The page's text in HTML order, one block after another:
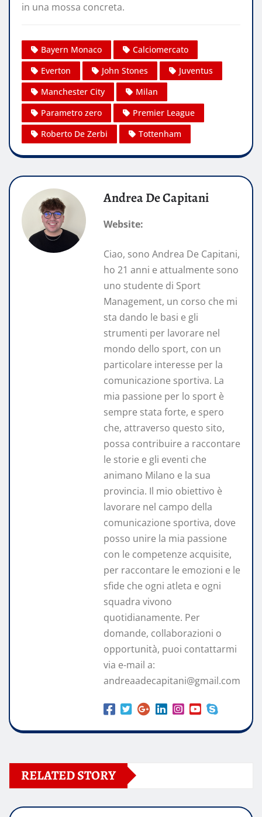
in una mossa concreta.
Bayern Monaco
Calciomercato
Everton
John Stones
Juventus
Manchester City
Milan
Parametro zero
Premier League
Roberto De Zerbi
Tottenham
Andrea De Capitani
Website:
Ciao, sono Andrea De Capitani,
ho 21 anni e attualmente sono
uno studente di Sport
Management, un corso che mi
sta dando le basi e gli
strumenti per lavorare nel
mondo dello sport, con un
particolare interesse per la
comunicazione sportiva. La
mia passione per lo sport è
sempre stata forte, e spero
che, attraverso questo sito,
possa contribuire a raccontare
le storie e gli eventi che
animano Milano e la sua
provincia. Il mio obiettivo è
lavorare nel campo della
comunicazione sportiva, dove
posso unire la mia passione
con le competenze acquisite,
per raccontare le emozioni e le
sfide che ogni atleta e ogni
squadra vivono
quotidianamente. Per
domande, collaborazioni o
opportunità, puoi contattarmi
via e-mail a:
andreaadecapitani@gmail.com
RELATED STORY